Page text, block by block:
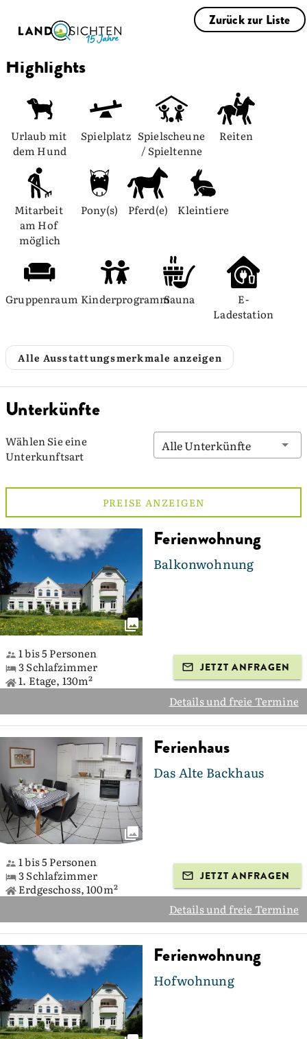
Zurück zur Liste
Highlights
Urlaub mit
dem Hund
Spielplatz Spielscheune
/ Spieltenne
Reiten
Mitarbeit
am Hof
möglich
Pony(s) Pferd(e) Kleintiere
Gruppenraum KinderprogrammSauna
E-
Ladestation
Alle Ausstattungsmerkmale anzeigen
Unterkünfte
Wählen Sie eine
Unterkunftsart
Alle Unterkünfte
PREISE ANZEIGEN
Ferienwohnung
Balkonwohnung
1 bis 5 Personen
3 Schlafzimmer
1. Etage, 130m²
JETZT ANFRAGEN
Details und freie Termine
Ferienhaus
Das Alte Backhaus
1 bis 5 Personen
3 Schlafzimmer
Erdgeschoss, 100m²
JETZT ANFRAGEN
Details und freie Termine
Ferienwohnung
Hofwohnung